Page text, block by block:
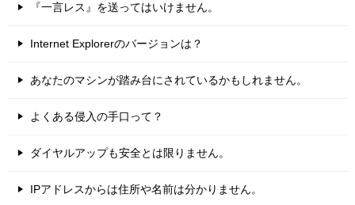
『一言レス』を送ってはいけません。
Internet Explorerのバージョンは？
あなたのマシンが踏み台にされているかもしれません。
よくある侵入の手口って？
ダイヤルアップも安全とは限りません。
IPアドレスからは住所や名前は分かりません。